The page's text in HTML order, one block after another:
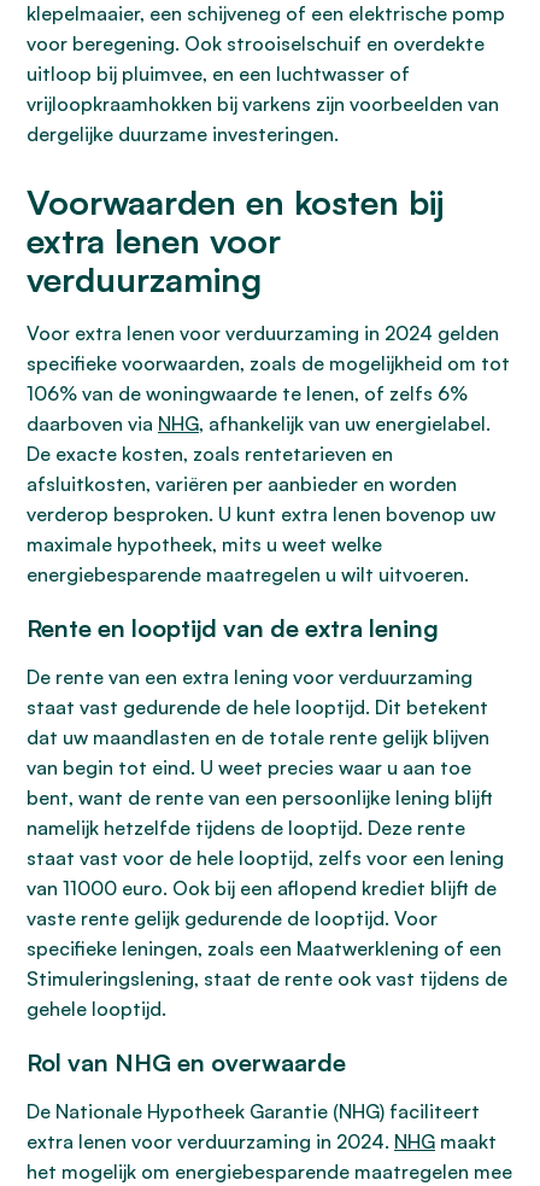
klepelmaaier, een schijveneg of een elektrische pomp
voor beregening. Ook strooiselschuif en overdekte
uitloop bij pluimvee, en een luchtwasser of
vrijloopkraamhokken bij varkens zijn voorbeelden van
dergelijke duurzame investeringen.
Voorwaarden en kosten bij
extra lenen voor
verduurzaming
Voor extra lenen voor verduurzaming in 2024 gelden
specifieke voorwaarden, zoals de mogelijkheid om tot
106% van de woningwaarde te lenen, of zelfs 6%
daarboven via NHG, afhankelijk van uw energielabel.
De exacte kosten, zoals rentetarieven en
afsluitkosten, variëren per aanbieder en worden
verderop besproken. U kunt extra lenen bovenop uw
maximale hypotheek, mits u weet welke
energiebesparende maatregelen u wilt uitvoeren.
Rente en looptijd van de extra lening
De rente van een extra lening voor verduurzaming
staat vast gedurende de hele looptijd. Dit betekent
dat uw maandlasten en de totale rente gelijk blijven
van begin tot eind. U weet precies waar u aan toe
bent, want de rente van een persoonlijke lening blijft
namelijk hetzelfde tijdens de looptijd. Deze rente
staat vast voor de hele looptijd, zelfs voor een lening
van 11000 euro. Ook bij een aflopend krediet blijft de
vaste rente gelijk gedurende de looptijd. Voor
specifieke leningen, zoals een Maatwerklening of een
Stimuleringslening, staat de rente ook vast tijdens de
gehele looptijd.
Rol van NHG en overwaarde
De Nationale Hypotheek Garantie (NHG) faciliteert
extra lenen voor verduurzaming in 2024. NHG maakt
het mogelijk om energiebesparende maatregelen mee